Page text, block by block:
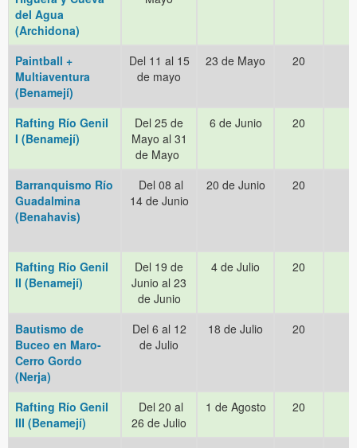
del Agua
(Archidona)
Paintball +
Multiaventura
(Benamejí)
Del 11 al 15
de mayo
23 de Mayo 20
Rafting Río Genil
I (Benamejí)
Del 25 de
Mayo al 31
de Mayo
6 de Junio 20
Barranquismo Río
Guadalmina
(Benahavis)
Del 08 al
14 de Junio
20 de Junio 20
Rafting Río Genil
II (Benamejí)
Del 19 de
Junio al 23
de Junio
4 de Julio 20
Bautismo de
Buceo en Maro-
Cerro Gordo
(Nerja)
Del 6 al 12
de Julio
18 de Julio 20
Rafting Río Genil
III (Benamejí)
Del 20 al
26 de Julio
1 de Agosto 20